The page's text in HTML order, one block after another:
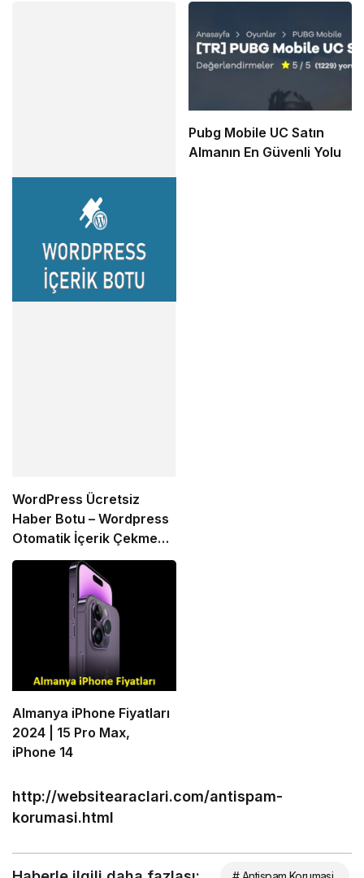
WordPress Ücretsiz
Haber Botu – Wordpress
Otomatik İçerik Çekme
Botu
Pubg Mobile UC Satın
Almanın En Güvenli Yolu
Almanya iPhone Fiyatları
2024 | 15 Pro Max,
iPhone 14
http://websitearaclari.com/antispam-
korumasi.html